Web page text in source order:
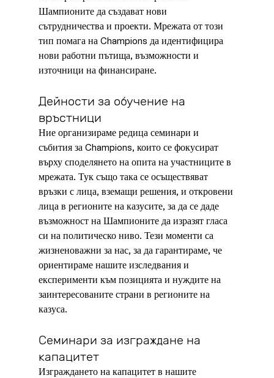
Шампионите да създават нови
сътрудничества и проекти. Мрежата от този
тип помага на Champions да идентифицира
нови работни пътища, възможности и
източници на финансиране.
Дейности за обучение на
връстници
Ние организираме редица семинари и
събития за Champions, които се фокусират
върху споделянето на опита на участниците в
мрежата. Тук също така се осъществяват
връзки с лица, вземащи решения, и откровени
лица в регионите на казусите, за да се даде
възможност на Шампионите да изразят гласа
си на политическо ниво. Тези моменти са
жизненоважни за нас, за да гарантираме, че
ориентираме нашите изследвания и
експерименти към позицията и нуждите на
заинтересованите страни в регионите на
казуса.
Семинари за изграждане на
капацитет
Изграждането на капацитет в нашите